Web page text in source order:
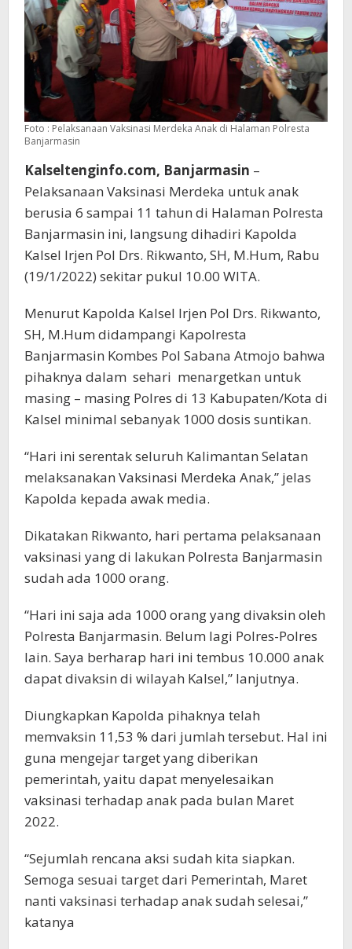
Foto : Pelaksanaan Vaksinasi Merdeka Anak di Halaman Polresta
Banjarmasin
Kalseltenginfo.com, Banjarmasin –
Pelaksanaan Vaksinasi Merdeka untuk anak
berusia 6 sampai 11 tahun di Halaman Polresta
Banjarmasin ini, langsung dihadiri Kapolda
Kalsel Irjen Pol Drs. Rikwanto, SH, M.Hum, Rabu
(19/1/2022) sekitar pukul 10.00 WITA.
Menurut Kapolda Kalsel Irjen Pol Drs. Rikwanto,
SH, M.Hum didampangi Kapolresta
Banjarmasin Kombes Pol Sabana Atmojo bahwa
pihaknya dalam sehari menargetkan untuk
masing – masing Polres di 13 Kabupaten/Kota di
Kalsel minimal sebanyak 1000 dosis suntikan.
“Hari ini serentak seluruh Kalimantan Selatan
melaksanakan Vaksinasi Merdeka Anak,” jelas
Kapolda kepada awak media.
Dikatakan Rikwanto, hari pertama pelaksanaan
vaksinasi yang di lakukan Polresta Banjarmasin
sudah ada 1000 orang.
“Hari ini saja ada 1000 orang yang divaksin oleh
Polresta Banjarmasin. Belum lagi Polres-Polres
lain. Saya berharap hari ini tembus 10.000 anak
dapat divaksin di wilayah Kalsel,” lanjutnya.
Diungkapkan Kapolda pihaknya telah
memvaksin 11,53 % dari jumlah tersebut. Hal ini
guna mengejar target yang diberikan
pemerintah, yaitu dapat menyelesaikan
vaksinasi terhadap anak pada bulan Maret
2022.
“Sejumlah rencana aksi sudah kita siapkan.
Semoga sesuai target dari Pemerintah, Maret
nanti vaksinasi terhadap anak sudah selesai,”
katanya